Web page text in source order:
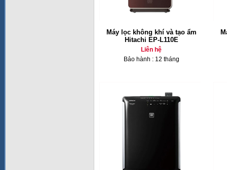
Máy lọc không khí và tạo ẩm
Hitachi EP-L110E
Liên hệ
Bảo hành : 12 tháng